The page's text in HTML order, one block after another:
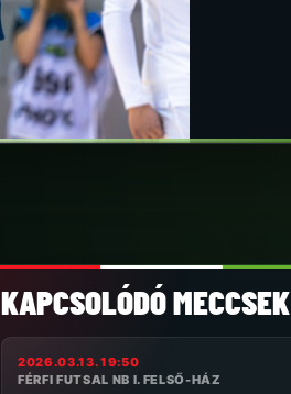
KAPCSOLÓDÓ MECCSEK
2026.03.13. 19:50
FÉRFI FUTSAL NB I. FELSŐ-HÁZ